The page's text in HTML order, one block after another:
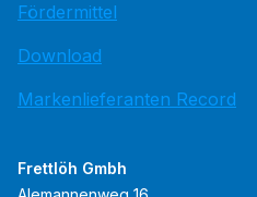
Fördermittel
Download
Markenlieferanten Record
Frettlöh Gmbh